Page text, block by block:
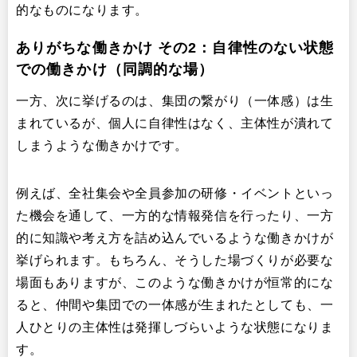
的なものになります。
ありがちな働きかけ その2：自律性のない状態
での働きかけ（同調的な場）
一方、次に挙げるのは、集団の繋がり（一体感）は生
まれているが、個人に自律性はなく、主体性が潰れて
しまうような働きかけです。
例えば、全社集会や全員参加の研修・イベントといっ
た機会を通して、一方的な情報発信を行ったり、一方
的に知識や考え方を詰め込んでいるような働きかけが
挙げられます。もちろん、そうした場づくりが必要な
場面もありますが、このような働きかけが恒常的にな
ると、仲間や集団での一体感が生まれたとしても、一
人ひとりの主体性は発揮しづらいような状態になりま
す。